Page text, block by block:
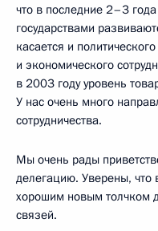
что в последние 2–3
государствами
касается и
и экономического
в 2003 году уровень
У нас очень много
сотрудничества.
Мы очень рады
делегацию. Уверены,
хорошим новым толчком
связей.